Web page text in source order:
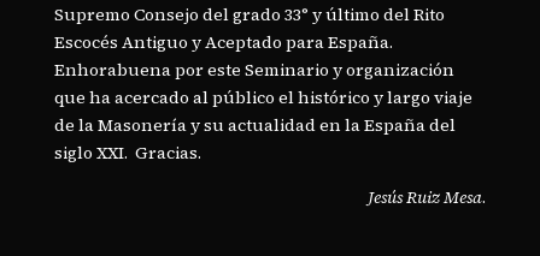
Supremo Consejo del grado 33° y último del Rito
Escocés Antiguo y Aceptado para España.
Enhorabuena por este Seminario y organización
que ha acercado al público el histórico y largo viaje
de la Masonería y su actualidad en la España del
siglo XXI. Gracias.
Jesús Ruiz Mesa.